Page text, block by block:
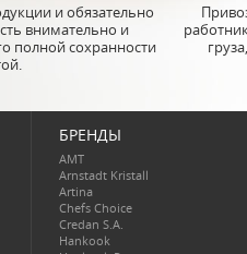
и обязательно
внимательно и
полной сохранности
БРЕНДЫ
AMT
Arnstadt Kristall
Artina
Chefs Choice
Credan S.A.
Hankook